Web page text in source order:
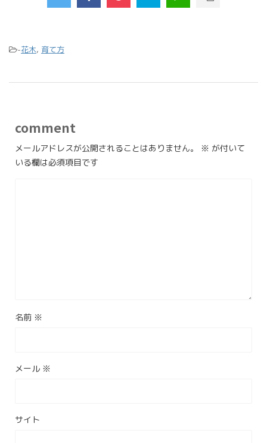
-花木, 育て方
comment
メールアドレスが公開されることはありません。 ※ が付いて
いる欄は必須項目です
名前 ※
メール ※
サイト